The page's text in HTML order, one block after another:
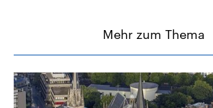
Mehr zum Thema